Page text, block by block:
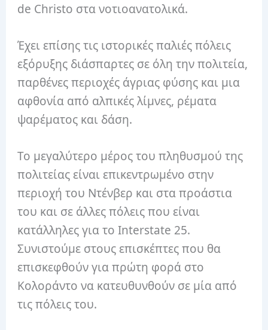
de Christo στα νοτιοανατολικά.
Έχει επίσης τις ιστορικές παλιές πόλεις
εξόρυξης διάσπαρτες σε όλη την πολιτεία,
παρθένες περιοχές άγριας φύσης και μια
αφθονία από αλπικές λίμνες, ρέματα
ψαρέματος και δάση.
Το μεγαλύτερο μέρος του πληθυσμού της
πολιτείας είναι επικεντρωμένο στην
περιοχή του Ντένβερ και στα προάστια
του και σε άλλες πόλεις που είναι
κατάλληλες για το Interstate 25.
Συνιστούμε στους επισκέπτες που θα
επισκεφθούν για πρώτη φορά στο
Κολοράντο να κατευθυνθούν σε μία από
τις πόλεις του.